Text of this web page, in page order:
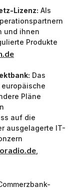
Lizenz: Als
und ihnen
Produkte
Das
Pläne
auf die
ausgelagerte IT-